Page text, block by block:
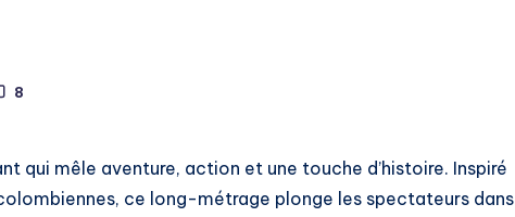
8
qui mêle aventure, action et une touche d’histoire. Inspiré
ce long-métrage plonge les spectateurs dans